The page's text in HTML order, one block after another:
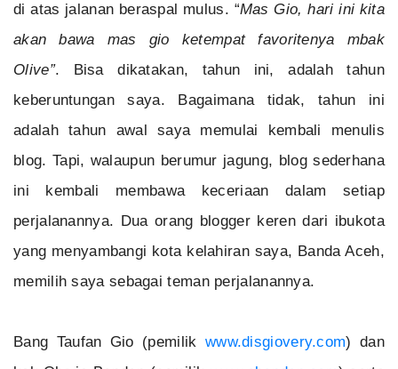
di atas jalanan beraspal mulus. “Mas Gio, hari ini kita
akan bawa mas gio ketempat favoritenya mbak
Olive”. Bisa dikatakan, tahun ini, adalah tahun
keberuntungan saya. Bagaimana tidak, tahun ini
adalah tahun awal saya memulai kembali menulis
blog. Tapi, walaupun berumur jagung, blog sederhana
ini kembali membawa keceriaan dalam setiap
perjalanannya. Dua orang blogger keren dari ibukota
yang menyambangi kota kelahiran saya, Banda Aceh,
memilih saya sebagai teman perjalanannya.
Bang Taufan Gio (pemilik www.disgiovery.com) dan